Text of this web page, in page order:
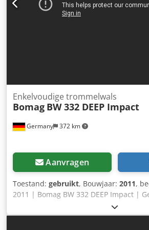
Germany 372 km
Enkelvoudige trommelwals
Bomag BW 332 DEEP Impact
Aanvragen
Toestand: gebruikt, Bouwjaar: 2011,
2011 | Bomag BW 332 DEEP Impact |
3725 uur 📍Locatie: Duitsland 🚛
bestemming – Gebruik onze
kosten te berekenen! 💰 Direct kopen